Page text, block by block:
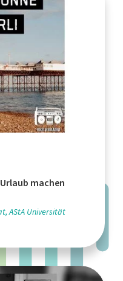
machen
AStA Universität